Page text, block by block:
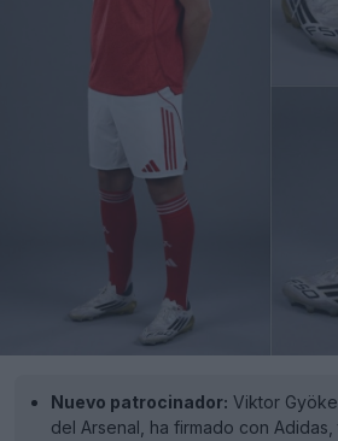
Nuevo patrocinador: Viktor
del Arsenal, ha firmado con